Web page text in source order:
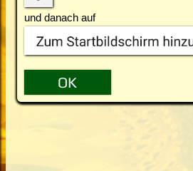
und danach auf